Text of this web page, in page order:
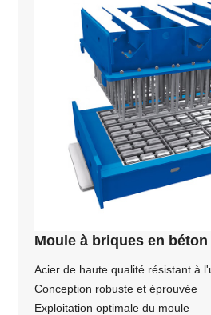
Moule à briques en
Acier de haute qualité résistant à
Conception robuste et éprouvée
Exploitation optimale du moule